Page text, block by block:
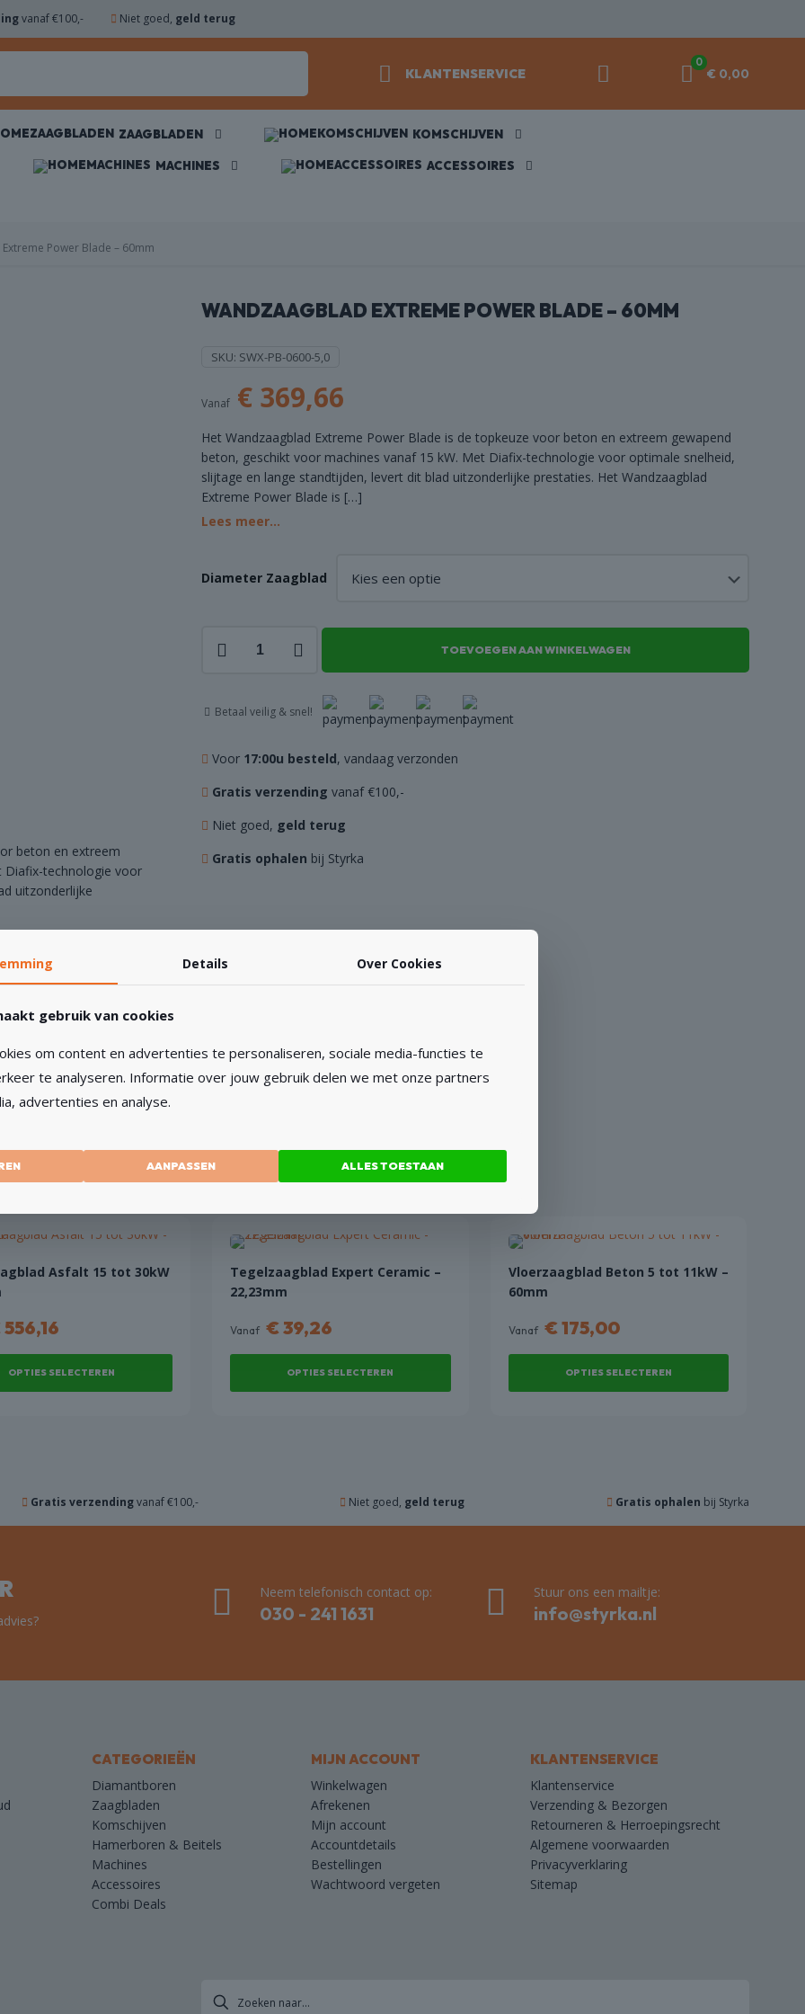
vanaf €100,- Niet goed, geld terug
KLANTENSERVICE
0
€ 0,00
ZAAGBLADEN KOMSCHIJVEN
MACHINES ACCESSOIRES
Power Blade – 60mm
beton en extreem
Diafix-technologie voor
uitzonderlijke
voor het zagen van
vanaf 15 kW. Het
ervoor zorgt dat het
constante snelheid en
wat de levensduur van
standtijden.
WANDZAAGBLAD EXTREME POWER BLADE – 60MM
SKU: SWX-PB-0600-5,0
Vanaf € 369,66
Het Wandzaagblad Extreme Power Blade is de topkeuze voor beton en extreem gewapend
beton, geschikt voor machines vanaf 15 kW. Met Diafix-technologie voor optimale snelheid,
slijtage en lange standtijden, levert dit blad uitzonderlijke prestaties. Het Wandzaagblad
Extreme Power Blade is […]
Lees meer...
Diameter Zaagblad
Extreme
aantal
TOEVOEGEN AAN WINKELWAGEN
Betaal veilig & snel!
Voor 17:00u besteld, vandaag verzonden
Gratis verzending vanaf €100,-
Niet goed, geld terug
Gratis ophalen bij Styrka
Asfalt 15 tot 30kW
556,16
OPTIES SELECTEREN
Tegelzaagblad Expert Ceramic –
22,23mm
Vanaf €39,26
OPTIES SELECTEREN
optie
worden
Vloerzaagblad Beton 5 tot 11kW –
60mm
Vanaf €175,00
OPTIES SELECTEREN
optie
worden
Gratis verzendingvanaf €100,- Niet goed, geld terug Gratis ophalen bij Styrka
Neem telefonisch contact op:
030 - 241 1631
Stuur ons een mailtje:
info@styrka.nl
CATEGORIEËN
Diamantboren
Zaagbladen
Komschijven
Hamerboren & Beitels
Machines
Accessoires
Combi Deals
MIJN ACCOUNT
Winkelwagen
Afrekenen
Mijn account
Accountdetails
Bestellingen
Wachtwoord vergeten
KLANTENSERVICE
Klantenservice
Verzending & Bezorgen
Retourneren & Herroepingsrecht
Algemene voorwaarden
Privacyverklaring
Sitemap
Details Over Cookies
gebruik van cookies
om content en advertenties te personaliseren, sociale media-functies te
te analyseren. Informatie over jouw gebruik delen we met onze partners
advertenties en analyse.
AANPASSEN ALLES TOESTAAN